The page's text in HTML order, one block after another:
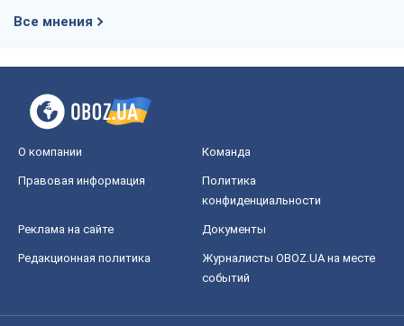
Все мнения
О компании Команда
Правовая информация
Политика
конфиденциальности
Реклама на сайте Документы
Редакционная политика
Журналисты OBOZ.UA на месте
событий